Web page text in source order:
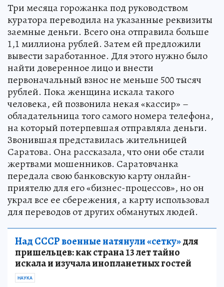
Три месяца горожанка под руководством
куратора переводила на указанные реквизиты
заемные деньги. Всего она отправила больше
1,1 миллиона рублей. Затем ей предложили
вывести заработанное. Для этого нужно было
найти доверенное лицо и внести
первоначальный взнос не меньше 500 тысяч
рублей. Пока женщина искала такого
человека, ей позвонила некая «кассир» –
обладательница того самого номера телефона,
на который потерпевшая отправляла деньги.
Звонившая представилась жительницей
Саратова. Она рассказала, что они обе стали
жертвами мошенников. Саратовчанка
передала свою банковскую карту онлайн-
приятелю для его «бизнес-процессов», но он
украл все ее сбережения, а карту использовал
для переводов от других обманутых людей.
Над СССР военные натянули «сетку»для
пришельцев: как страна 13 лет тайно
искала и изучала инопланетных гостей
НАУКА